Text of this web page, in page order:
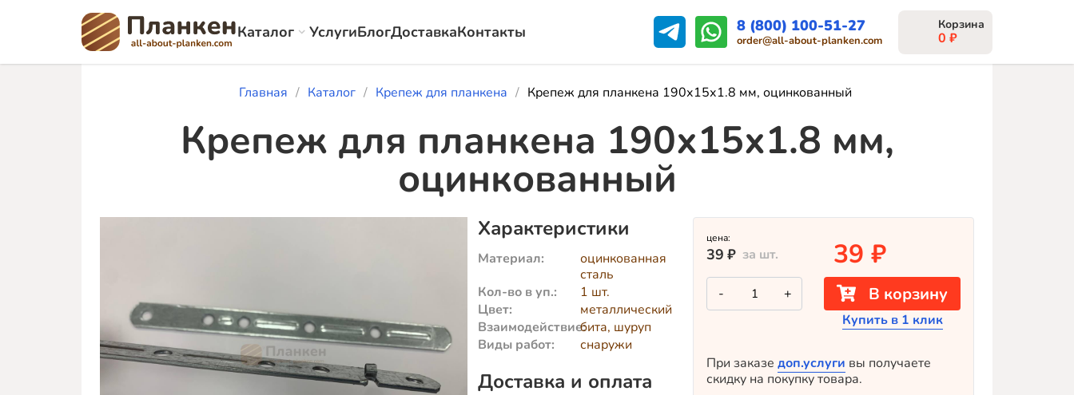
Каталог УслугиБлогДоставкаКонтакты 8 (800) 100-51-27
order@all-about-planken.com 0 ₽
Главная Каталог Крепеж для планкена Крепеж для планкена 190х15х1.8 мм, оцинкованный
Крепеж для планкена 190х15х1.8 мм,
оцинкованный
Характеристики
Материал:
оцинкованная
сталь
Кол-во в уп.:
1 шт.
Цвет:
металлический
Взаимодействие:бита, шуруп
Виды работ:
снаружи
Доставка и оплата
цена:
39 ₽ за шт. 39₽
-
Количество
товара
Крепеж
мм,
оцинкованный
+ В корзину
Купить в 1 клик
При заказедоп.услуги вы получаете
скидку на покупку товара.